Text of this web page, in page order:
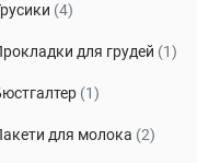
(4)
для грудей (1)
(1)
для молока (2)